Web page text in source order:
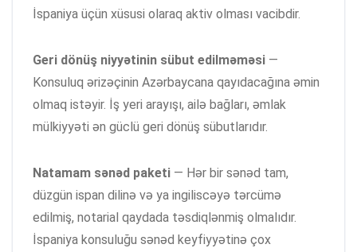
İspaniya üçün xüsusi olaraq aktiv olması vacibdir.
Geri dönüş niyyətinin sübut edilməməsi —
Konsuluq ərizəçinin Azərbaycana qayıdacağına əmin
olmaq istəyir. İş yeri arayışı, ailə bağları, əmlak
mülkiyyəti ən güclü geri dönüş sübutlarıdır.
Natamam sənəd paketi — Hər bir sənəd tam,
düzgün ispan dilinə və ya ingiliscəyə tərcümə
edilmiş, notarial qaydada təsdiqlənmiş olmalıdır.
İspaniya konsuluğu sənəd keyfiyyətinə çox